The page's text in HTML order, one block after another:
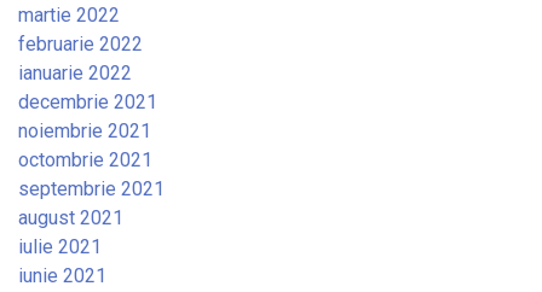
martie 2022
februarie 2022
ianuarie 2022
decembrie 2021
noiembrie 2021
octombrie 2021
septembrie 2021
august 2021
iulie 2021
iunie 2021